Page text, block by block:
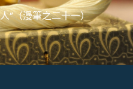
”（漫筆之二十一）